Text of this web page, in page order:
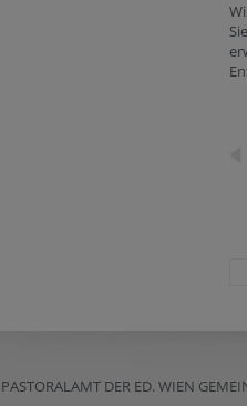
PASTORALAMT DER ED. WIEN